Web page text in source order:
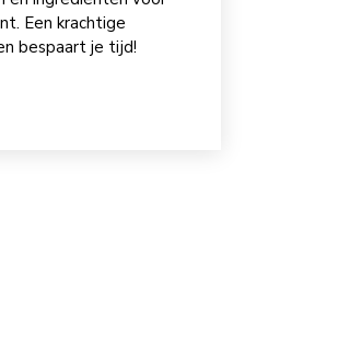
Een krachtige
bespaart je tijd!